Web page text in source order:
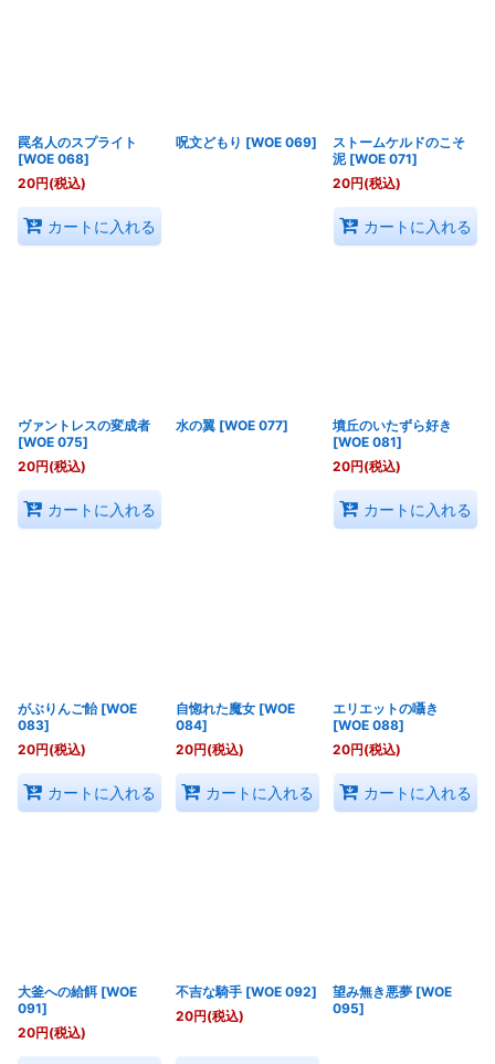
罠名人のスプライト
[WOE 068]
20円(税込)
カートに入れる
呪文どもり [WOE 069]
ストームケルドのこそ
泥 [WOE 071]
20円(税込)
カートに入れる
ヴァントレスの変成者
[WOE 075]
20円(税込)
カートに入れる
水の翼 [WOE 077]
墳丘のいたずら好き
[WOE 081]
20円(税込)
カートに入れる
がぶりんご飴 [WOE
083]
20円(税込)
カートに入れる
自惚れた魔女 [WOE
084]
20円(税込)
カートに入れる
エリエットの囁き
[WOE 088]
20円(税込)
カートに入れる
大釜への給餌 [WOE
091]
20円(税込)
不吉な騎手 [WOE 092]
20円(税込)
望み無き悪夢 [WOE
095]